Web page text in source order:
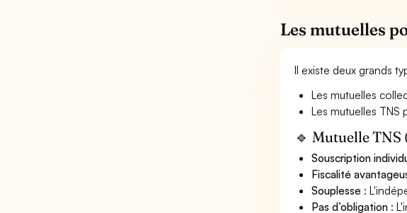
Les mutuelles
Il existe deux grands
Les mutuelles
Les mutuelles TNS
🔹 Mutuelle
Souscription
Fiscalité
Souplesse :
Pas d’obligation :